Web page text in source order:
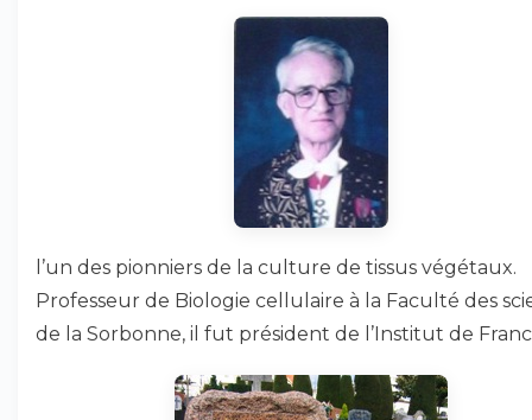
l’un des pionniers de la culture de tissus végétaux.
Professeur de Biologie cellulaire à la Faculté des
de la Sorbonne, il fut président de l’Institut de